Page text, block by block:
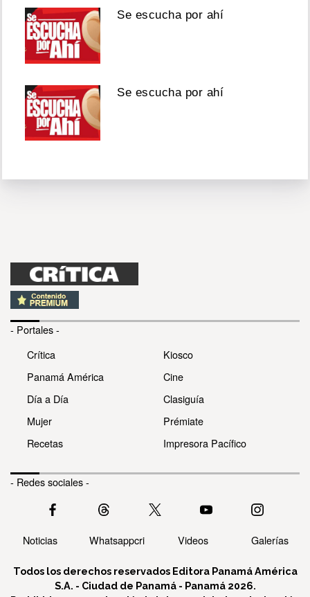
Se escucha por ahí
Se escucha por ahí
- Portales -
Crítica
Panamá América
Día a Día
Mujer
Recetas
Kiosco
Cine
Clasiguía
Prémiate
Impresora Pacífico
- Redes sociales -
Noticias Whatsappcri Videos Galerías
Todos los derechos reservados Editora Panamá América
S.A. - Ciudad de Panamá - Panamá 2026.